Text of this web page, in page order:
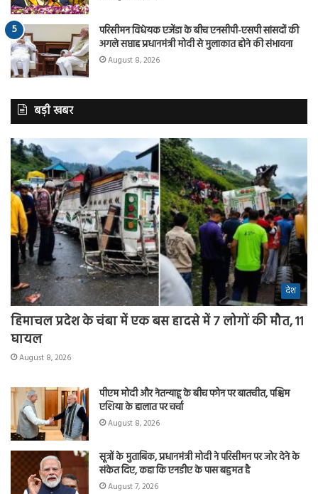
परिसीमन विधेयक एजेंडा के बीच एनसीपी-एसपी सांसदों की
अगले सप्ताह प्रधानमंत्री मोदी से मुलाकात होने की संभावना
August 8, 2026
बड़ी खबर
देश
हिमाचल प्रदेश के चंबा में एक बस हादसे में 7 लोगों की मौत, 11
घायल
August 8, 2026
पीएम मोदी और नेतन्याहू के बीच फोन पर बातचीत, पश्चिम
एशिया के हालात पर चर्चा
August 8, 2026
सूत्रों के मुताबिक, प्रधानमंत्री मोदी ने परिसीमन पर जोर देने के
संकेत दिए, कहा कि एनडीए के पास बहुमत है
August 7, 2026